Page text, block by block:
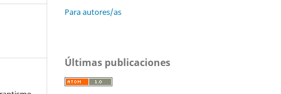
Para autores/as
Últimas publicaciones